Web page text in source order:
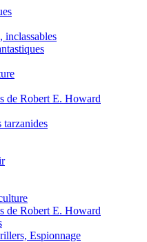
inclassables
de Robert E. Howard
tarzanides
de Robert E. Howard
Espionnage